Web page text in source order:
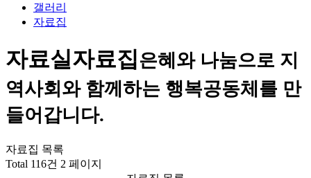
갤러리
자료집
자료실자료집은혜와 나눔으로 지
역사회와 함께하는 행복공동체를 만
들어갑니다.
자료집 목록
Total 116건 2 페이지